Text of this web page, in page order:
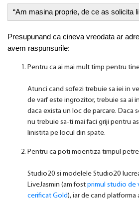
“Am masina proprie, de ce as solicita
Presupunand ca cineva vreodata ar
avem raspunsurile:
Pentru ca ai mai mult timp pentru
Atunci cand sofezi trebuie sa iei in
de varf este ingrozitor, trebuie sa ai
daca exista un loc de parcare. Daca
nu trebuie sa-ti mai faci griji pentru
linistita pe locul din spate.
Pentru ca poti moentiza timpul
Studio20 si modelele Studio20
LiveJasmin (am fost primul studio de
cerificat Gold), iar de cand